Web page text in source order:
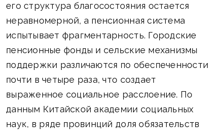
его структура благосостояния остается
неравномерной, а пенсионная система
испытывает фрагментарность. Городские
пенсионные фонды и сельские механизмы
поддержки различаются по обеспеченности
почти в четыре раза, что создает
выраженное социальное расслоение. По
данным Китайской академии социальных
наук, в ряде провинций доля обязательств